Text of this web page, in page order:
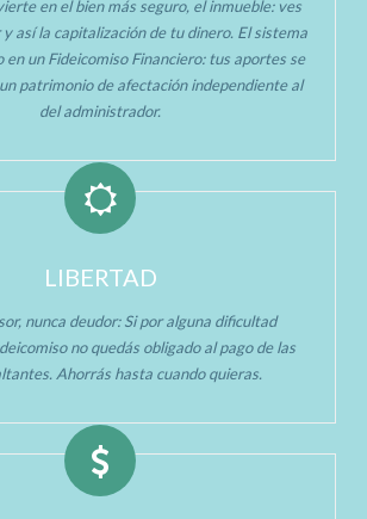
en el bien más seguro, el inmueble: ves
así la capitalización de tu dinero. El sistema
en un Fideicomiso Financiero: tus aportes se
patrimonio de afectación independiente al
del administrador.
LIBERTAD
nunca deudor: Si por alguna dificultad
no quedás obligado al pago de las
Ahorrás hasta cuando quieras.